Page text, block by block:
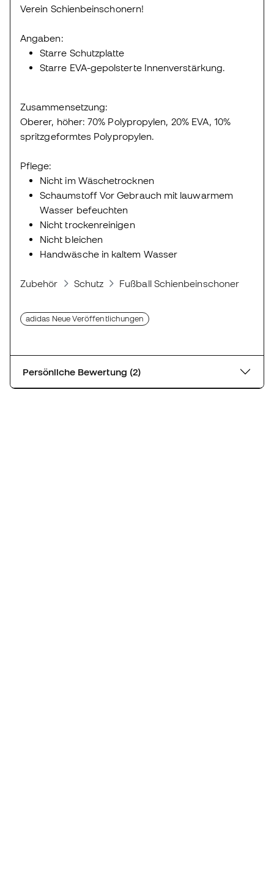
Verein Schienbeinschonern!
Angaben:
Starre Schutzplatte
Starre EVA-gepolsterte Innenverstärkung.
Zusammensetzung:
Oberer, höher: 70% Polypropylen, 20% EVA, 10%
spritzgeformtes Polypropylen.
Pflege:
Nicht im Wäschetrocknen
Schaumstoff Vor Gebrauch mit lauwarmem
Wasser befeuchten
Nicht trockenreinigen
Nicht bleichen
Handwäsche in kaltem Wasser
Zubehör Schutz Fußball Schienbeinschoner
adidas Neue Veröffentlichungen
Persönliche Bewertung (2)